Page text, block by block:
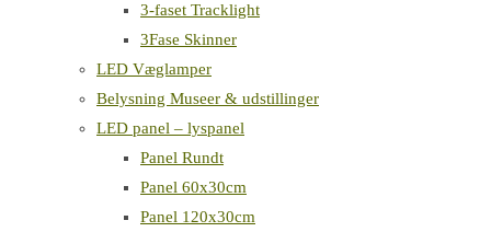
3-faset Tracklight
3Fase Skinner
LED Væglamper
Belysning Museer & udstillinger
LED panel – lyspanel
Panel Rundt
Panel 60x30cm
Panel 120x30cm